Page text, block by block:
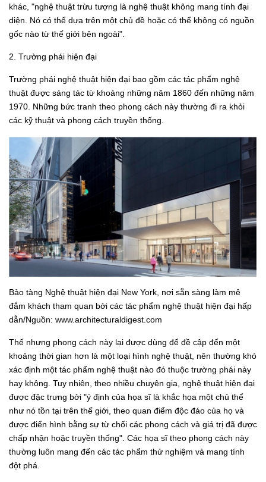
khác, "nghệ thuật trừu tượng là nghệ thuật không mang tính đại
diện. Nó có thể dựa trên một chủ đề hoặc có thể không có nguồn
gốc nào từ thế giới bên ngoài".
2. Trường phái hiện đại
Trường phái nghệ thuật hiện đại bao gồm các tác phẩm nghệ
thuật được sáng tác từ khoảng những năm 1860 đến những năm
1970. Những bức tranh theo phong cách này thường đi ra khỏi
các kỹ thuật và phong cách truyền thống.
Bảo tàng Nghệ thuật hiện đại New York, nơi sẵn sàng làm mê
đắm khách tham quan bởi các tác phẩm nghệ thuật hiện đại hấp
dẫn/Nguồn: www.architecturaldigest.com
Thế nhưng phong cách này lại được dùng để đề cập đến một
khoảng thời gian hơn là một loại hình nghệ thuật, nên thường khó
xác định một tác phẩm nghệ thuật nào đó thuộc trường phái này
hay không. Tuy nhiên, theo nhiều chuyên gia, nghệ thuật hiện đại
được đặc trưng bởi "ý định của họa sĩ là khắc họa một chủ thể
như nó tồn tại trên thế giới, theo quan điểm độc đáo của họ và
được điển hình bằng sự từ chối các phong cách và giá trị đã được
chấp nhận hoặc truyền thống". Các họa sĩ theo phong cách này
thường luôn mang đến các tác phẩm thử nghiệm và mang tính
đột phá.